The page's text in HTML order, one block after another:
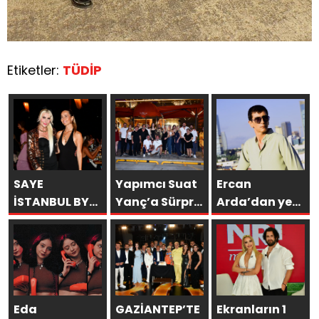
Etiketler: TÜDİP
SAYE
İSTANBUL BY
ARAKİ
GÖRKEMLİ BİR
AÇILIŞLA
KAPILARINI
AÇTI!
Yapımcı Suat
Yanç’a Sürpriz
Doğum Günü
Kutlaması!
Ercan
Arda’dan yeni
tekli… ‘Bu
sevda bitmez’
Eda
GAZİANTEP’TE
Ekranların 1